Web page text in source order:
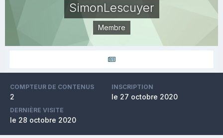
SimonLescuyer
Membre
COMPTEUR DE CONTENUS
2
INSCRIPTION
le 27 octobre 2020
DERNIÈRE VISITE
le 28 octobre 2020